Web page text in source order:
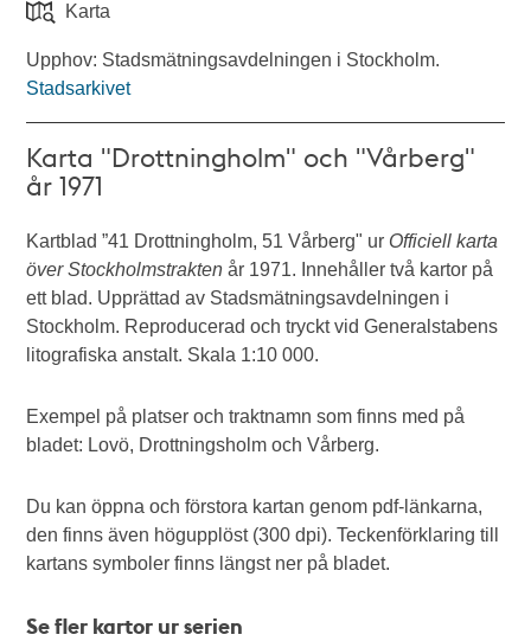
Karta
Upphov: Stadsmätningsavdelningen i Stockholm.
Stadsarkivet
Karta "Drottningholm" och "Vårberg"
år 1971
Kartblad ”41 Drottningholm, 51 Vårberg" ur Officiell karta
över Stockholmstraktenår 1971. Innehåller två kartor på
ett blad. Upprättad av Stadsmätningsavdelningen i
Stockholm. Reproducerad och tryckt vid Generalstabens
litografiska anstalt. Skala 1:10 000.
Exempel på platser och traktnamn som finns med på
bladet: Lovö, Drottningsholm och Vårberg.
Du kan öppna och förstora kartan genom pdf-länkarna,
den finns även högupplöst (300 dpi). Teckenförklaring till
kartans symboler finns längst ner på bladet.
Se fler kartor ur serien